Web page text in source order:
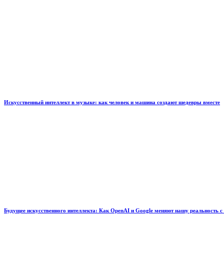
Искусственный интеллект в музыке: как человек и машина создают шедевры вместе
Будущее искусственного интеллекта: Как OpenAI и Google меняют нашу реальность